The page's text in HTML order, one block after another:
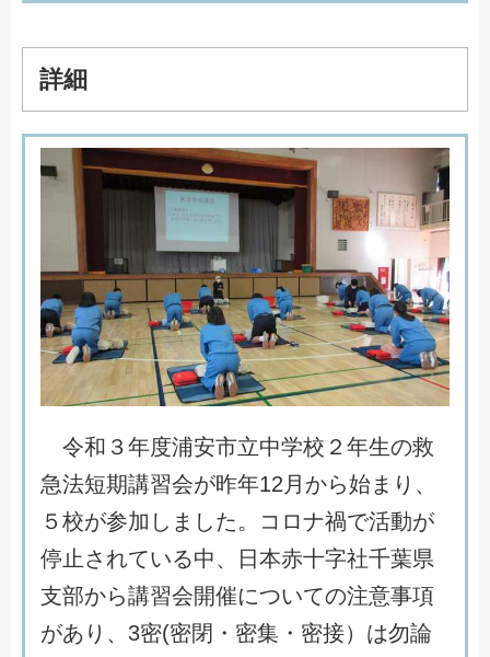
詳細
令和 ３年度浦安市立中学校 ２ 年生の救
急法短期講習会が昨年12 月 から始ま り 、
５ 校が参加 し ま した。 コ ロナ禍で活動が
停 止さ れている中、 日 本赤十字社千葉県
支部から講習会開催についての注意事項
があ り 、 3密(密閉 ・ 密集 ・ 密接） は勿論